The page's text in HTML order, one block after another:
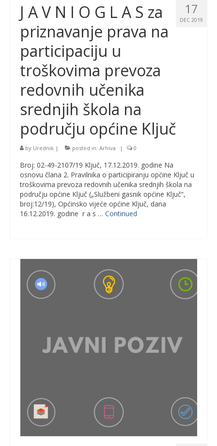
17
DEC 2019
J A V N I O G L A S za
priznavanje prava na
participaciju u
troškovima prevoza
redovnih učenika
srednjih škola na
području općine Ključ
by Urednik | posted in: Arhiva | 0
Broj: 02-49-2107/19 Ključ, 17.12.2019. godine Na
osnovu člana 2. Pravilnika o participiranju općine Ključ u
troškovima prevoza redovnih učenika srednjih škola na
području općine Ključ („Službeni gasnik općine Ključ“,
broj:12/19), Općinsko vijeće općine Ključ, dana
16.12.2019. godine r a s … Continued